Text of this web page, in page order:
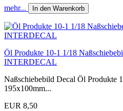
mehr... In den Warenkorb
Öl Produkte 10-1 1/18
INTERDECAL
Naßschiebebild Decal Öl Produkte
195x100mm...
EUR 8,50